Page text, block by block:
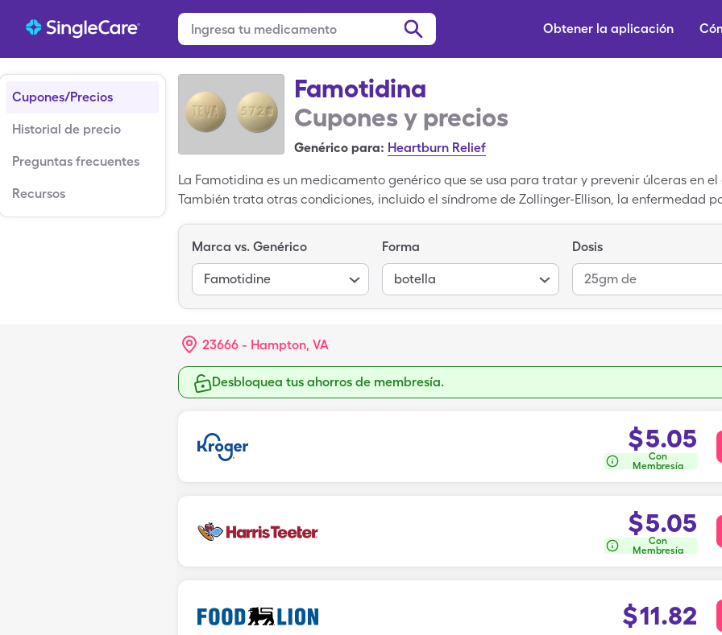
Obtener la aplicación
Cupones/Precios
Historial de precio
Preguntas frecuentes
Recursos
Famotidina
Cupones y precios
Genérico para: Heartburn Relief
La Famotidina es un medicamento genérico que se usa para tratar y prevenir úlceras en el
También trata otras condiciones, incluido el síndrome de Zollinger-Ellison, la enfermedad
popular de la Famotidina es Pepcid. La Famotidina cuesta $89.32 por cada 60 tabletas de
accedido a nuestros cupones gratuitos desde nuestro sitio web, puedes usarlos en
o Walgreens.
Marca vs. Genérico
Famotidine
Forma
botella
Dosis
25gm de
23666 - Hampton, VA
Desbloquea tus ahorros de membresía.
$5.05
Con
Membresía
$5.05
Con
Membresía
$11.82